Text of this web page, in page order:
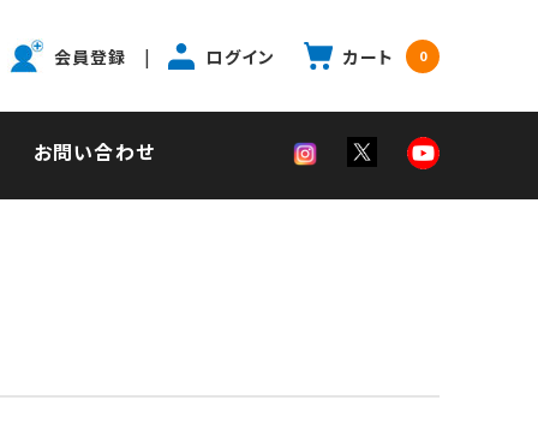
会員登録 | ログイン カート 0
お問い合わせ